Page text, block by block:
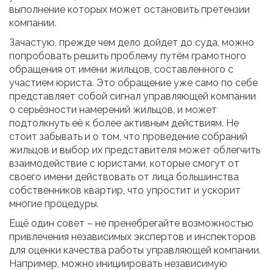
выполнение которых может остановить претензии
компании.
Зачастую, прежде чем дело дойдет до суда, можно
попробовать решить проблему путём грамотного
обращения от имени жильцов, составленного с
участием юриста. Это обращение уже само по себе
представляет собой сигнал управляющей компании
о серьёзности намерений жильцов, и может
подтолкнуть её к более активным действиям. Не
стоит забывать и о том, что проведение собраний
жильцов и выбор их представителя может облегчить
взаимодействие с юристами, которые смогут от
своего имени действовать от лица большинства
собственников квартир, что упростит и ускорит
многие процедуры.
Ещё один совет – не пренебрегайте возможностью
привлечения независимых экспертов и инспекторов
для оценки качества работы управляющей компании.
Например, можно инициировать независимую